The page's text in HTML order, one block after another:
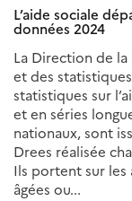
L’aide sociale
données 2024
La Direction de la
et des
statistiques sur
et en séries
nationaux, sont
Drees réalisée
Ils portent sur les
âgées ou...